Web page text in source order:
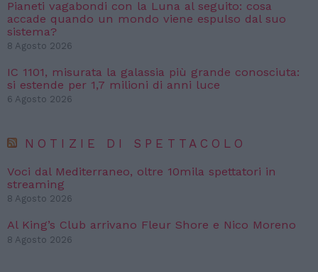
Pianeti vagabondi con la Luna al seguito: cosa
accade quando un mondo viene espulso dal suo
sistema?
8 Agosto 2026
IC 1101, misurata la galassia più grande conosciuta:
si estende per 1,7 milioni di anni luce
6 Agosto 2026
NOTIZIE DI SPETTACOLO
Voci dal Mediterraneo, oltre 10mila spettatori in
streaming
8 Agosto 2026
Al King’s Club arrivano Fleur Shore e Nico Moreno
8 Agosto 2026